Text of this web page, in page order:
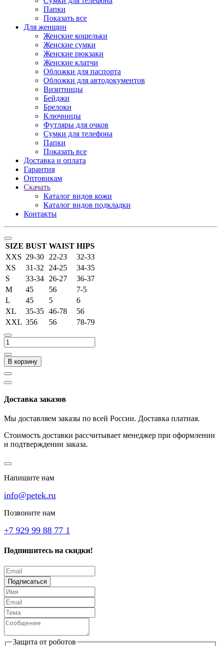
Папки
Показать все
Для женщин
Женские кошельки
Женские сумки
Женские рюкзаки
Женские клатчи
Обложки для паспорта
Обложки для автодокументов
Визитницы
Бейджи
Брелоки
Ключницы
Футляры для очков
Сумки для телефона
Папки
Показать все
Доставка и оплата
Гарантия
Оптовикам
Скачать
Каталог видов кожи
Каталог видов подкладки
Контакты
SIZE BUST WAIST HIPS
XXS 29-30 22-23
32-33
XS
31-32 24-25
34-35
S
33-34 26-27
36-37
M
45 56
7-5
L
45 5
6
XL
35-35 46-78
56
XXL 356 56 78-79
В корзину
Доставка заказов
Мы доставляем заказы по всей России. Доставка платная.
Стоимость доставки рассчитывает менеджер при оформлении
и подтверждении заказа.
Напишите нам
info@petek.ru
Позвоните нам
+7 929 99 88 77 1
Подпишитесь на скидки!
Подписаться
Защита от роботов